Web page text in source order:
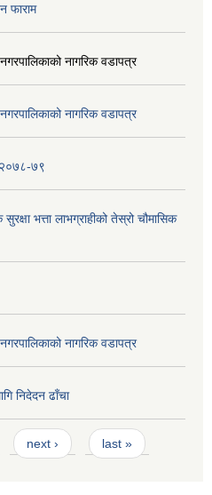
फाराम
नागरिक वडापत्र
नागरिक वडापत्र
२०७८-७९
भत्ता लाभग्राहीको तेस्रो चौमासिक
नागरिक वडापत्र
निदेदन ढाँचा
next › last »